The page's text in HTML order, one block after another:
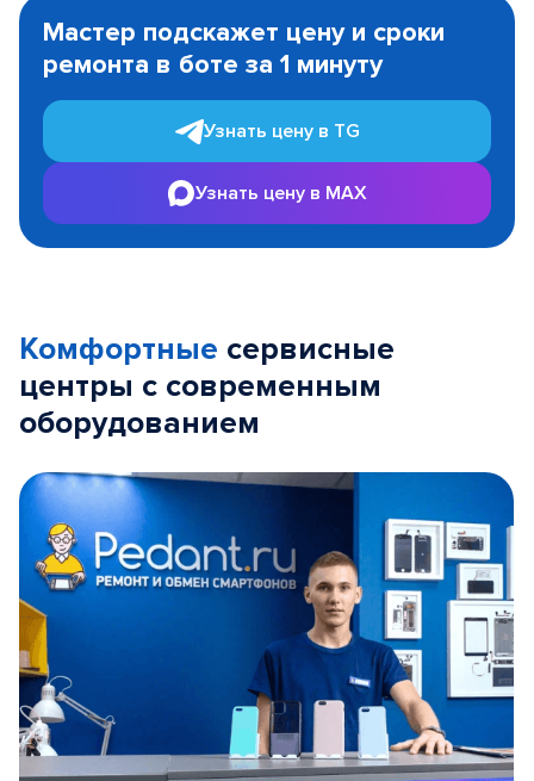
1
Мастер подскажет цену и сроки
ремонта в боте за 1 минуту
Узнать цену в TG
Узнать цену в MAX
Комфортные сервисные
центры с современным
оборудованием